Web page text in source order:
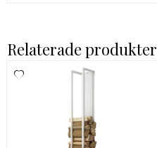
Relaterade produkter